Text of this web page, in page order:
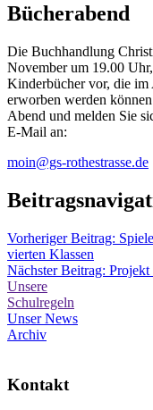
Bücherabend
Die Buchhandlung
November um 19.00
Kinderbücher vor, die im
erworben werden
Abend und melden Sie
E-Mail an:
moin@gs-rothestrasse.de
Vorheriger Beitrag:
vierten Klassen
Nächster Beitrag: Projekt
Unsere
Schulregeln
Unser News
Archiv
Kontakt